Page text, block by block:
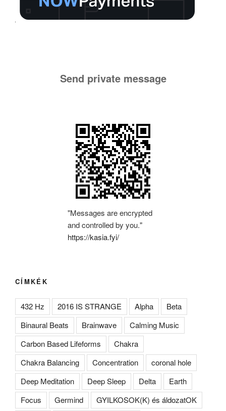
Send private message
"Messages are encrypted
and controlled by you."
https://kasia.fyi/
CÍMKÉK
432 Hz 2016 IS STRANGE Alpha
Beta
Binaural Beats
Brainwave
Calming Music
Carbon Based Lifeforms
Chakra
Chakra Balancing
Concentration
coronal hole
Deep Meditation
Deep Sleep Delta
Earth
Focus
Germind GYILKOSOK(K) és áldozatOK